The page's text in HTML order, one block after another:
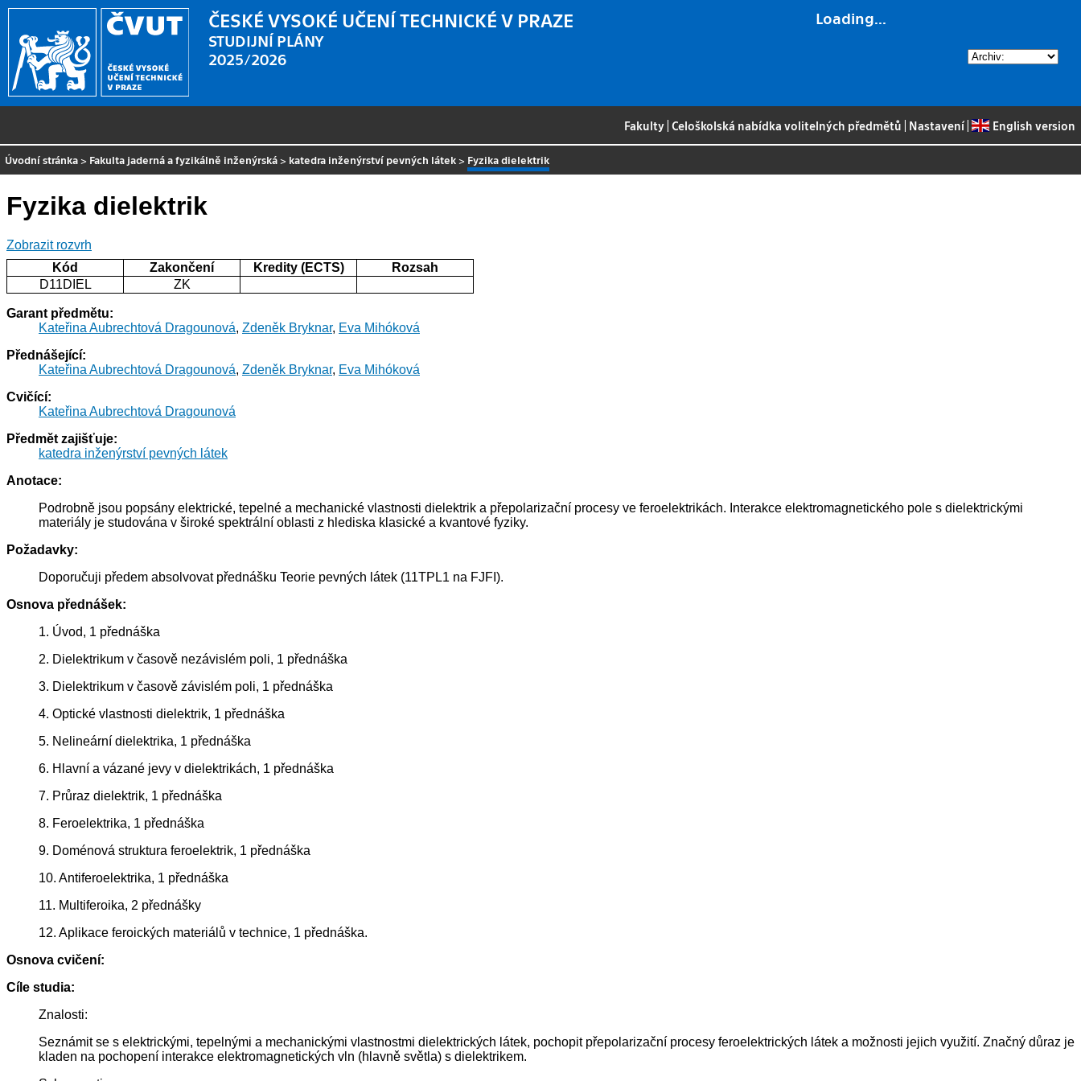
Loading...
ČESKÉ VYSOKÉ UČENÍ TECHNICKÉ V PRAZE
STUDIJNÍ PLÁNY
2025/2026
Fakulty |Celoškolská nabídka volitelných předmětů Nastavení| English version
Úvodní stránka > Fakulta jaderná a fyzikálně inženýrská > katedra inženýrství pevných látek > Fyzika dielektrik
Fyzika dielektrik
Zobrazit rozvrh
Kód
Zakončení Kredity (ECTS)
Rozsah
D11DIEL
ZK
Garant předmětu:
Kateřina Aubrechtová Dragounová, Zdeněk Bryknar, Eva Mihóková
Přednášející:
Kateřina Aubrechtová Dragounová, Zdeněk Bryknar, Eva Mihóková
Cvičící:
Kateřina Aubrechtová Dragounová
Předmět zajišťuje:
katedra inženýrství pevných látek
Anotace:
Podrobně jsou popsány elektrické, tepelné a mechanické vlastnosti dielektrik a přepolarizační procesy ve feroelektrikách. Interakce elektromagnetického pole s dielektrickými
materiály je studována v široké spektrální oblasti z hlediska klasické a kvantové fyziky.
Požadavky:
Doporučuji předem absolvovat přednášku Teorie pevných látek (11TPL1 na FJFI).
Osnova přednášek:
1. Úvod, 1 přednáška
2. Dielektrikum v časově nezávislém poli, 1 přednáška
3. Dielektrikum v časově závislém poli, 1 přednáška
4. Optické vlastnosti dielektrik, 1 přednáška
5. Nelineární dielektrika, 1 přednáška
6. Hlavní a vázané jevy v dielektrikách, 1 přednáška
7. Průraz dielektrik, 1 přednáška
8. Feroelektrika, 1 přednáška
9. Doménová struktura feroelektrik, 1 přednáška
10. Antiferoelektrika, 1 přednáška
11. Multiferoika, 2 přednášky
12. Aplikace feroických materiálů v technice, 1 přednáška.
Osnova cvičení:
Cíle studia:
Znalosti:
Seznámit se s elektrickými, tepelnými a mechanickými vlastnostmi dielektrických látek, pochopit přepolarizační procesy feroelektrických látek a možnosti jejich využití. Značný důraz je
kladen na pochopení interakce elektromagnetických vln (hlavně světla) s dielektrikem.